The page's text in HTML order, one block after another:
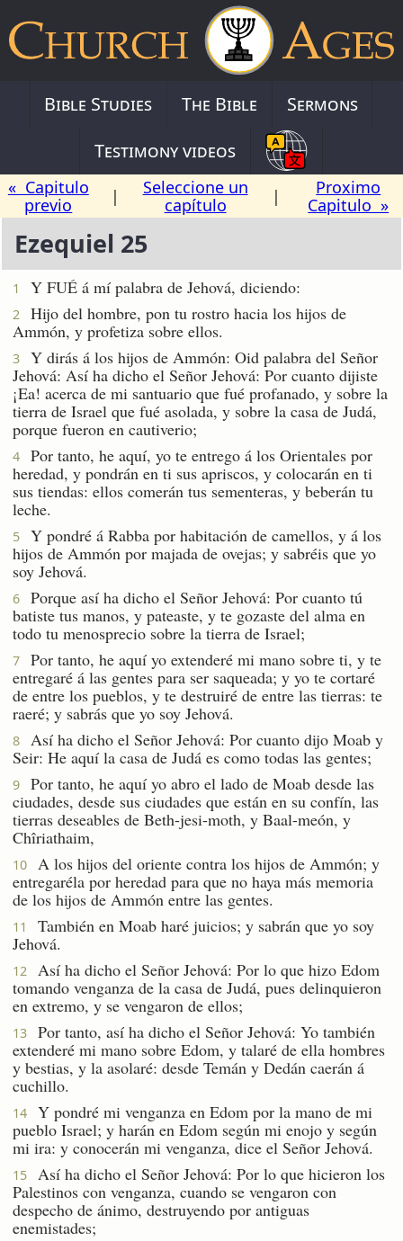
Bible Studies The Bible
Sermons
Testimony videos
« Capitulo
previo
|
Seleccione un
capítulo
|
Proximo
Capitulo »
Ezequiel 25
1 Y FUÉ á mí palabra de Jehová, diciendo:
2
Hijo del hombre, pon tu rostro hacia los hijos de
Ammón, y profetiza sobre ellos.
3
Y dirás á los hijos de Ammón: Oid palabra del Señor
Jehová: Así ha dicho el Señor Jehová: Por cuanto dijiste
¡Ea! acerca de mi santuario que fué profanado, y sobre la
tierra de Israel que fué asolada, y sobre la casa de Judá,
porque fueron en cautiverio;
4
Por tanto, he aquí, yo te entrego á los Orientales por
heredad, y pondrán en ti sus apriscos, y colocarán en ti
sus tiendas: ellos comerán tus sementeras, y beberán tu
leche.
5
Y pondré á Rabba por habitación de camellos, y á los
hijos de Ammón por majada de ovejas; y sabréis que yo
soy Jehová.
6
Porque así ha dicho el Señor Jehová: Por cuanto tú
batiste tus manos, y pateaste, y te gozaste del alma en
todo tu menosprecio sobre la tierra de Israel;
7
Por tanto, he aquí yo extenderé mi mano sobre ti, y te
entregaré á las gentes para ser saqueada; y yo te cortaré
de entre los pueblos, y te destruiré de entre las tierras: te
raeré; y sabrás que yo soy Jehová.
8
Así ha dicho el Señor Jehová: Por cuanto dijo Moab y
Seir: He aquí la casa de Judá es como todas las gentes;
9
Por tanto, he aquí yo abro el lado de Moab desde las
ciudades, desde sus ciudades que están en su confín, las
tierras deseables de Beth-jesi-moth, y Baal-meón, y
Chîriathaim,
10
A los hijos del oriente contra los hijos de Ammón; y
entregaréla por heredad para que no haya más memoria
de los hijos de Ammón entre las gentes.
11
También en Moab haré juicios; y sabrán que yo soy
Jehová.
12
Así ha dicho el Señor Jehová: Por lo que hizo Edom
tomando venganza de la casa de Judá, pues delinquieron
en extremo, y se vengaron de ellos;
13
Por tanto, así ha dicho el Señor Jehová: Yo también
extenderé mi mano sobre Edom, y talaré de ella hombres
y bestias, y la asolaré: desde Temán y Dedán caerán á
cuchillo.
14
Y pondré mi venganza en Edom por la mano de mi
pueblo Israel; y harán en Edom según mi enojo y según
mi ira: y conocerán mi venganza, dice el Señor Jehová.
15
Así ha dicho el Señor Jehová: Por lo que hicieron los
Palestinos con venganza, cuando se vengaron con
despecho de ánimo, destruyendo por antiguas
enemistades;